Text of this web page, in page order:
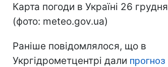
Карта погоди в Україні 26 грудня
(фото: meteo.gov.ua)
Раніше повідомлялося, що в
Укргідрометцентрі дали прогноз